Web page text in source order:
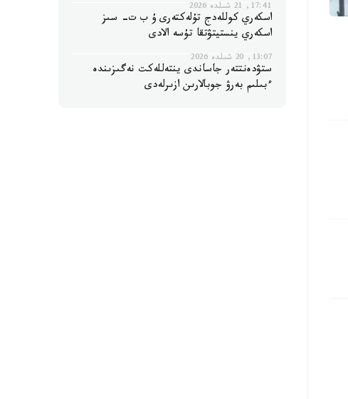
17:41, 21 شىلدە 2026
اسكەري كوللەدج تۇلەكتەرى ۇ ب ت- سىز
اسكەري ينستيتۋتقا تۇسە الادى
13:07, 20 شىلدە 2026
ستۋدەنتتەر جاساندى ينتەللەكت نەگىزىندە
ءبىلىم بەرۋ جوبالارىن ازىرلەدى